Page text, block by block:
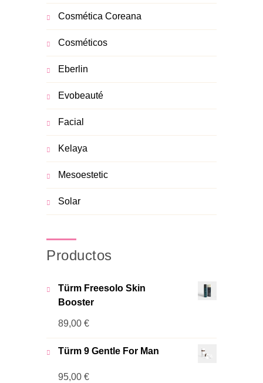
Cosmética Coreana
Cosméticos
Eberlin
Evobeauté
Facial
Kelaya
Mesoestetic
Solar
Productos
Türm Freesolo Skin
Booster
89,00 €
Türm 9 Gentle For Man
95,00 €